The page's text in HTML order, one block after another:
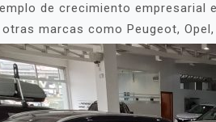
de crecimiento
marcas como Peugeot,